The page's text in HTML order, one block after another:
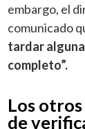
embargo, el
comunicado
tardar
completo”.
Los
de